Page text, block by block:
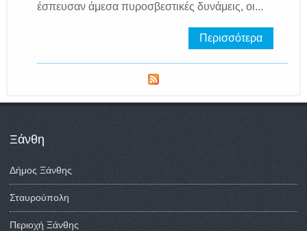
έσπευσαν άμεσα πυροσβεστικές δυνάμεις, οι...
Περισσότερα
Ξάνθη
Δήμος Ξάνθης
Σταυρούπολη
Περιοχή Ξάνθης